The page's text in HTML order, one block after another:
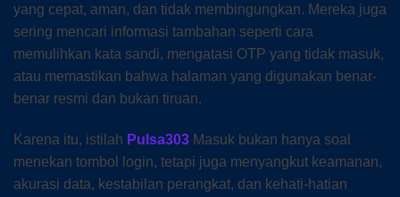
yang cepat, aman, dan tidak membingungkan. Mereka juga
sering mencari informasi tambahan seperti cara
memulihkan kata sandi, mengatasi OTP yang tidak masuk,
atau memastikan bahwa halaman yang digunakan benar-
benar resmi dan bukan tiruan.
Karena itu, istilah Pulsa303 Masuk bukan hanya soal
menekan tombol login, tetapi juga menyangkut keamanan,
akurasi data, kestabilan perangkat, dan kehati-hatian